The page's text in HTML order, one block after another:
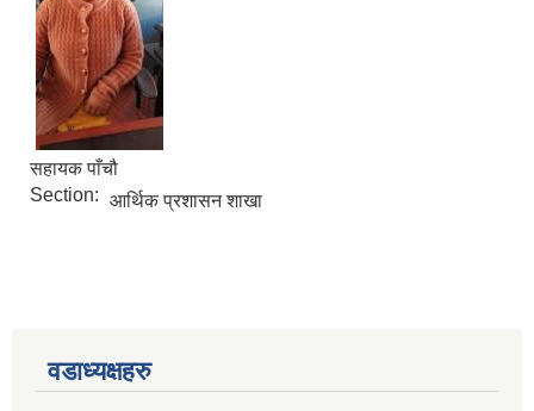
सहायक पाँचौ
Section: आर्थिक प्रशासन शाखा
वडाध्यक्षहरु